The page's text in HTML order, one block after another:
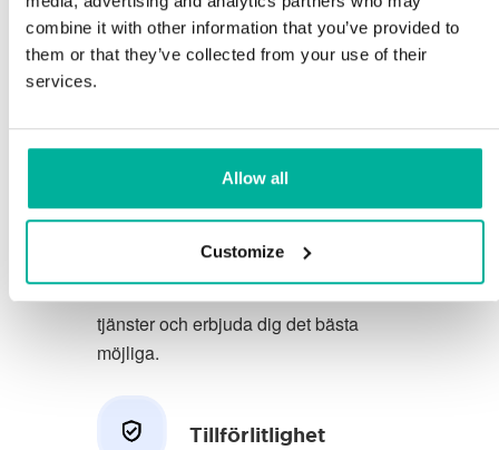
combine it with other information that you’ve provided to
them or that they’ve collected from your use of their
services.
Allow all
Customize
Vi har en trevlig och kunnig
tjänster.
Vi strävar efter att överträfa dina
förstklassig service. Vi lär oss av din
feedback så att vi kan förbättra våra
tjänster och erbjuda dig det bästa
möjliga.
Tillförlitlighet